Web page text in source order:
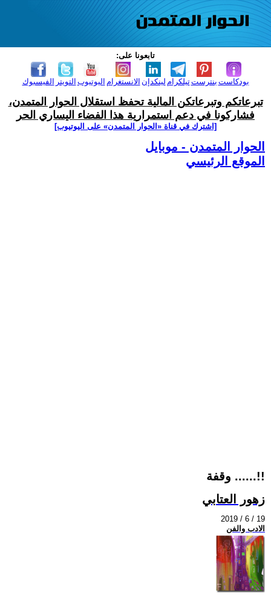
تابعونا على:
الفيسبوك التويتر اليوتيوب الانستغرام لينكدإن تيلكرامبنترست بودكاست
تبرعاتكم وتبرعاتكن المالية تحفظ استقلال الحوار المتمدن،
فشاركونا في دعم استمرارية هذا الفضاء اليساري الحر
[اشترك في قناة ‫«الحوار المتمدن» على اليوتيوب]
الحوار المتمدن - موبايل
الموقع الرئيسي
وقفة ......!!
زهور العتابي
2019 / 6 / 19
الادب والفن